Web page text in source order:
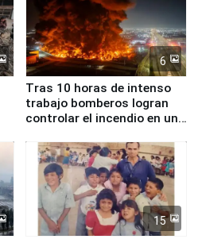
6
Tras 10 horas de intenso
trabajo bomberos logran
controlar el incendio en una
de Chile
15